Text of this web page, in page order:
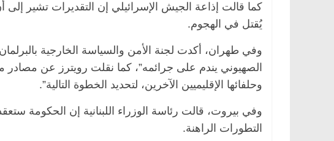
كما قالت إذاعة الجيش الإسرائيلي إن التقديرات تشير
يُقتل في الهجوم.
وفي طهران، أكدت لجنة الأمن والسياسة الخارجية
الصهيوني يندم على جرائمه”، كما نقلت رويترز عن
وحلفائها الإقليميين الآخرين، لتحديد الخطوة التالية”.
وفي بيروت، قالت رئاسة الوزراء اللبنانية إن الحكومة
التطورات الراهنة.